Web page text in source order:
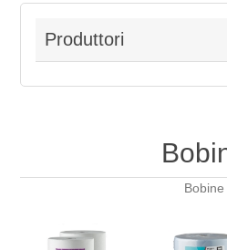
Produttori
Bobine